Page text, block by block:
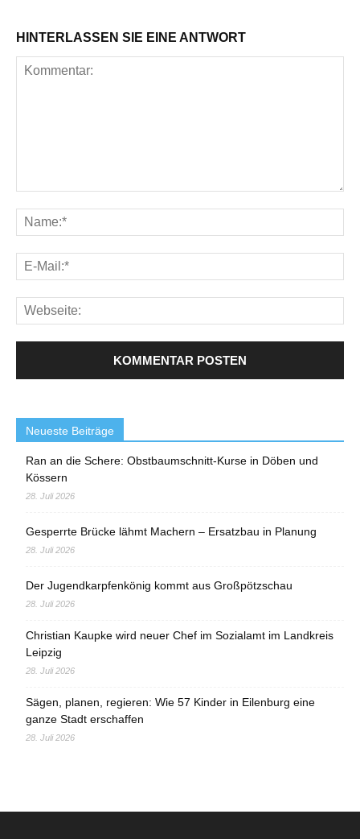
HINTERLASSEN SIE EINE ANTWORT
Neueste Beiträge
Ran an die Schere: Obstbaumschnitt-Kurse in Döben und
Kössern
28. Juli 2026
Gesperrte Brücke lähmt Machern – Ersatzbau in Planung
28. Juli 2026
Der Jugendkarpfenkönig kommt aus Großpötzschau
28. Juli 2026
Christian Kaupke wird neuer Chef im Sozialamt im Landkreis
Leipzig
28. Juli 2026
Sägen, planen, regieren: Wie 57 Kinder in Eilenburg eine
ganze Stadt erschaffen
28. Juli 2026